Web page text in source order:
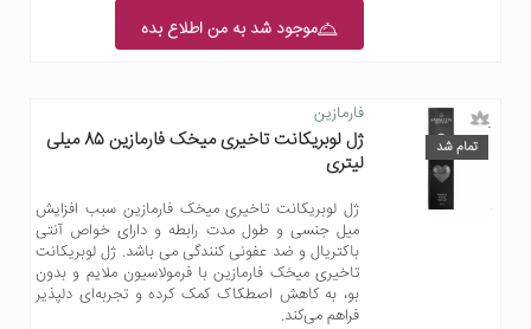
موجود شد به من اطلاع بده
تمام شد
فارمازین
ژل لوبریکانت تاخیری میخک فارمازین 85 میلی
لیتری
ژل لوبریکانت تاخیری میخک فارمازین سبب افزایش
میل جنسی و طول مدت رابطه و دارای خواص آنتی
باکتریال و ضد عفونی کنندگی می باشد. ژل لوبریکانت
تاخیری میخک فارمازین با فرمولاسیون ملایم و بدون
بو، به کاهش اصطکاک کمک کرده و تجربه‌ای دلپذیر
فراهم می‌کند.